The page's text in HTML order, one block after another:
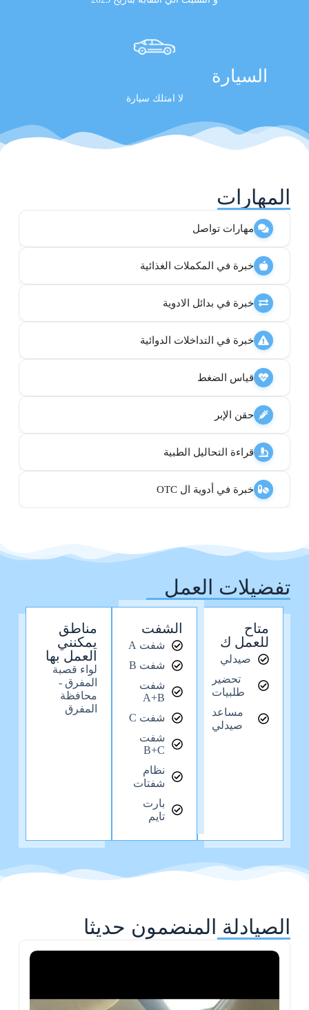
السيارة
لا امتلك سيارة
المهارات
مهارات تواصل
خبرة في المكملات الغذائية
خبرة في بدائل الادوية
خبرة في التداخلات الدوائية
قياس الضغط
حقن الإبر
قراءة التحاليل الطبية
خبرة في أدوية ال OTC
تفضيلات العمل
متاح
للعمل ك
صيدلي
تحضير
طلبيات
مساعد
صيدلي
الشفت
شفت A
شفت B
شفت
A+B
شفت C
شفت
B+C
نظام
شفتات
بارت
تايم
مناطق
يمكنني
العمل بها
لواء قصبة
المفرق -
محافظة
المفرق
الصيادلة المنضمون حديثا